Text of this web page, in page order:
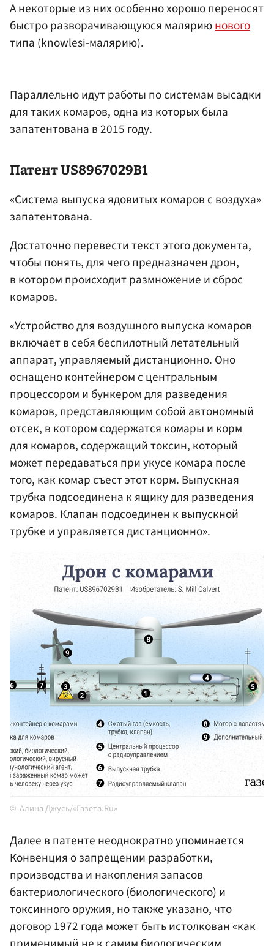
А некоторые из них особенно хорошо переносят
быстро разворачивающуюся маляриюнового
типа (knowlesi-малярию).
Параллельно идут работы по системам высадки
для таких комаров, одна из которых была
запатентована в 2015 году.
Патент US8967029B1
«Система выпуска ядовитых комаров с воздуха»
запатентована.
Достаточно перевести текст этого документа,
чтобы понять, для чего предназначен дрон,
в котором происходит размножение и сброс
комаров.
«Устройство для воздушного выпуска комаров
включает в себя беспилотный летательный
аппарат, управляемый дистанционно. Оно
оснащено контейнером с центральным
процессором и бункером для разведения
комаров, представляющим собой автономный
отсек, в котором содержатся комары и корм
для комаров, содержащий токсин, который
может передаваться при укусе комара после
того, как комар съест этот корм. Выпускная
трубка подсоединена к ящику для разведения
комаров. Клапан подсоединен к выпускной
трубке и управляется дистанционно».
Алина Джусь/«Газета.Ru»
Далее в патенте неоднократно упоминается
Конвенция о запрещении разработки,
производства и накопления запасов
бактериологического (биологического) и
токсинного оружия, но также указано, что
договор 1972 года может быть истолкован «как